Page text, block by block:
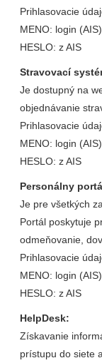
Prihlasovacie
MENO: login (AIS)
HESLO: z AIS
Stravovací
Je dostupný na
objednávanie
Prihlasovacie
MENO: login (AIS)
HESLO: z AIS
Personálny
Je pre všetkých
Portál poskytuje
odmeňovanie,
Prihlasovacie
MENO: login (AIS)
HESLO: z AIS
HelpDesk:
Získavanie
prístupu do siete